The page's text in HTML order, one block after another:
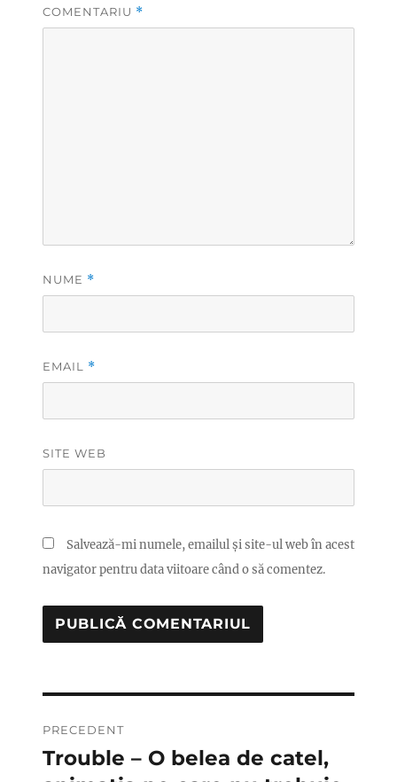
COMENTARIU *
NUME *
EMAIL *
SITE WEB
Salvează-mi numele, emailul și site-ul web în acest
navigator pentru data viitoare când o să comentez.
în
PRECEDENT
Articolul
Trouble – O belea de catel,